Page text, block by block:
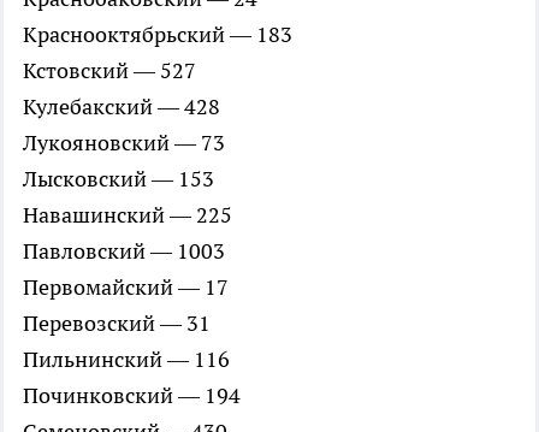
Краснооктябрьский — 183
Кстовский — 527
Кулебакский — 428
Лукояновский — 73
Лысковский — 153
Навашинский — 225
Павловский — 1003
Первомайский — 17
Перевозский — 31
Пильнинский — 116
Починковский — 194